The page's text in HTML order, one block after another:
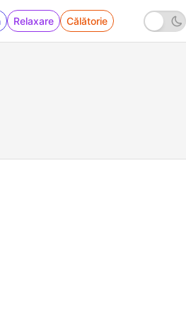
Relaxare Călătorie